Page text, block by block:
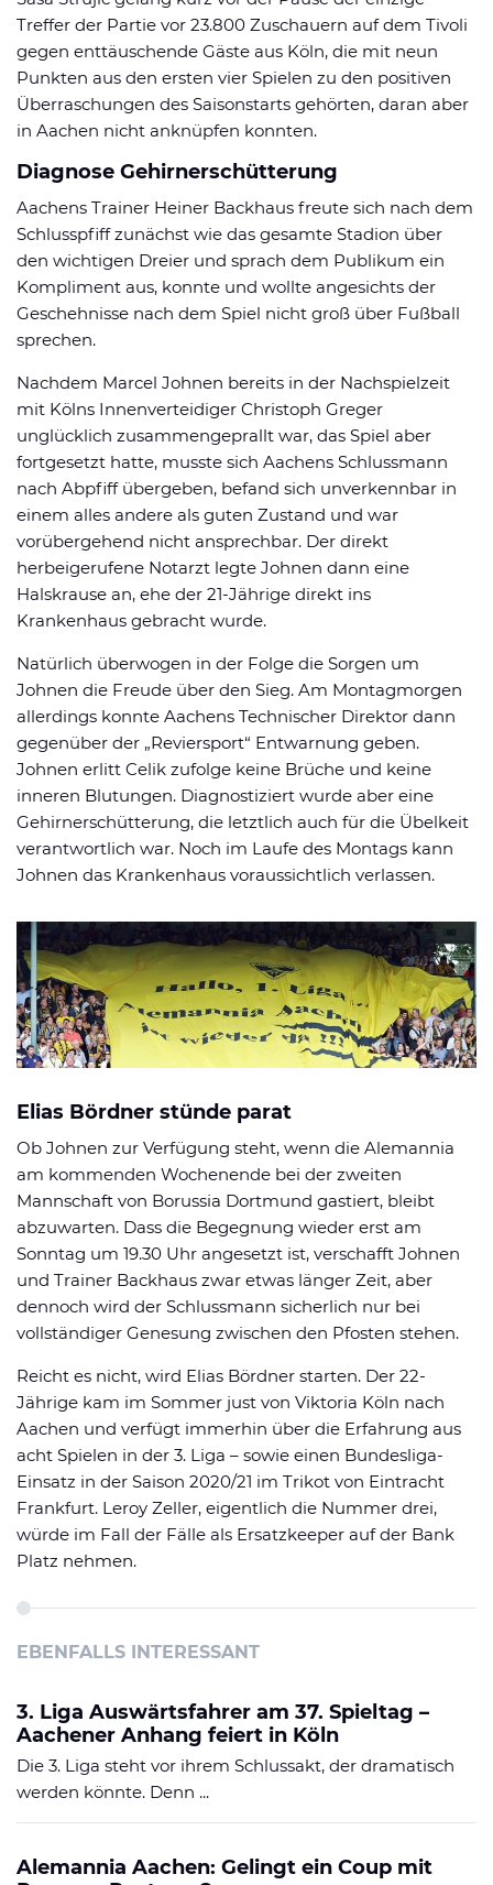
Treffer der Partie vor 23.800 Zuschauern auf dem Tivoli
gegen enttäuschende Gäste aus Köln, die mit neun
Punkten aus den ersten vier Spielen zu den positiven
Überraschungen des Saisonstarts gehörten, daran aber
in Aachen nicht anknüpfen konnten.
Diagnose Gehirnerschütterung
Aachens Trainer Heiner Backhaus freute sich nach dem
Schlusspfiff zunächst wie das gesamte Stadion über
den wichtigen Dreier und sprach dem Publikum ein
Kompliment aus, konnte und wollte angesichts der
Geschehnisse nach dem Spiel nicht groß über Fußball
sprechen.
Nachdem Marcel Johnen bereits in der Nachspielzeit
mit Kölns Innenverteidiger Christoph Greger
unglücklich zusammengeprallt war, das Spiel aber
fortgesetzt hatte, musste sich Aachens Schlussmann
nach Abpfiff übergeben, befand sich unverkennbar in
einem alles andere als guten Zustand und war
vorübergehend nicht ansprechbar. Der direkt
herbeigerufene Notarzt legte Johnen dann eine
Halskrause an, ehe der 21-Jährige direkt ins
Krankenhaus gebracht wurde.
Natürlich überwogen in der Folge die Sorgen um
Johnen die Freude über den Sieg. Am Montagmorgen
allerdings konnte Aachens Technischer Direktor dann
gegenüber der „Reviersport“ Entwarnung geben.
Johnen erlitt Celik zufolge keine Brüche und keine
inneren Blutungen. Diagnostiziert wurde aber eine
Gehirnerschütterung, die letztlich auch für die Übelkeit
verantwortlich war. Noch im Laufe des Montags kann
Johnen das Krankenhaus voraussichtlich verlassen.
Elias Bördner stünde parat
Ob Johnen zur Verfügung steht, wenn die Alemannia
am kommenden Wochenende bei der zweiten
Mannschaft von Borussia Dortmund gastiert, bleibt
abzuwarten. Dass die Begegnung wieder erst am
Sonntag um 19.30 Uhr angesetzt ist, verschafft Johnen
und Trainer Backhaus zwar etwas länger Zeit, aber
dennoch wird der Schlussmann sicherlich nur bei
vollständiger Genesung zwischen den Pfosten stehen.
Reicht es nicht, wird Elias Bördner starten. Der 22-
Jährige kam im Sommer just von Viktoria Köln nach
Aachen und verfügt immerhin über die Erfahrung aus
acht Spielen in der 3. Liga – sowie einen Bundesliga-
Einsatz in der Saison 2020/21 im Trikot von Eintracht
Frankfurt. Leroy Zeller, eigentlich die Nummer drei,
würde im Fall der Fälle als Ersatzkeeper auf der Bank
Platz nehmen.
EBENFALLS INTERESSANT
3. Liga Auswärtsfahrer am 37. Spieltag –
Aachener Anhang feiert in Köln
Die 3. Liga steht vor ihrem Schlussakt, der dramatisch
werden könnte. Denn ...
Alemannia Aachen: Gelingt ein Coup mit